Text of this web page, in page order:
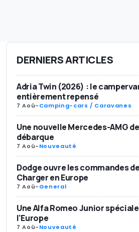
DERNIERS ARTICLES
Adria Twin (2026) : le
entièrement repensé
7 Aoû-Camping-cars / Caravanes
Une nouvelle Mercedes-AMG
débarque
7 Aoû-Nouveauté
Dodge ouvre les commandes
Charger en Europe
7 Aoû-General
Une Alfa Romeo Junior
l'Europe
7 Aoû-Nouveauté